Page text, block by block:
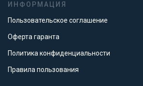
ИНФОРМАЦИЯ
Пользовательское соглашение
Оферта гаранта
Политика конфиденциальности
Правила пользования